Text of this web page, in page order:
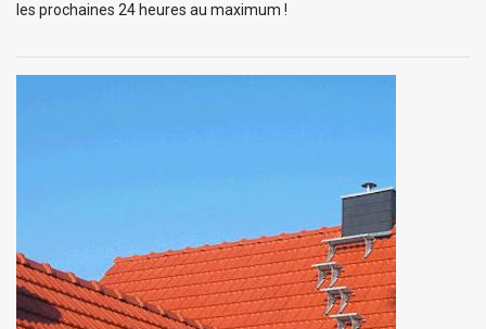
les prochaines 24 heures au maximum !